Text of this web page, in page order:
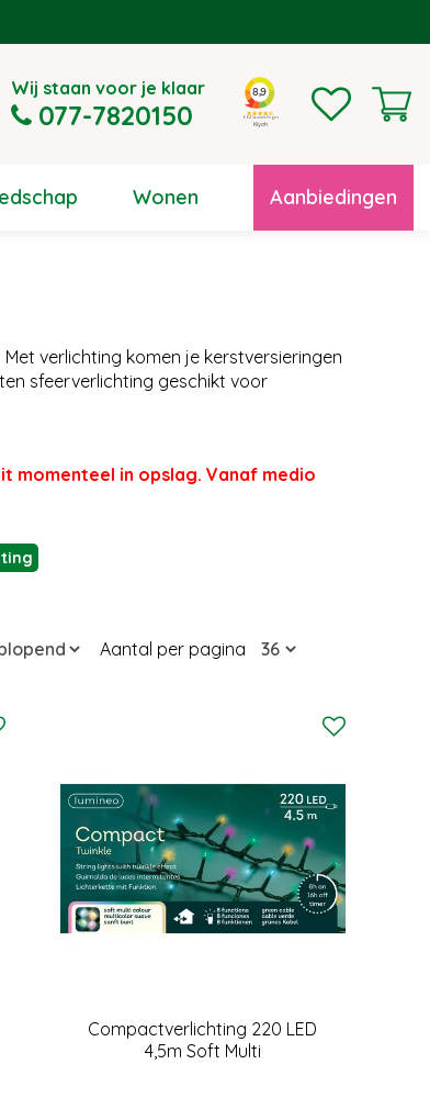
Wij staan voor je klaar
077-7820150
Wonen Aanbiedingen
verlichting komen je kerstversieringen
sfeerverlichting geschikt voor
momenteel in opslag. Vanaf medio
Aantal per pagina
Compactverlichting 220 LED
4,5m Soft Multi